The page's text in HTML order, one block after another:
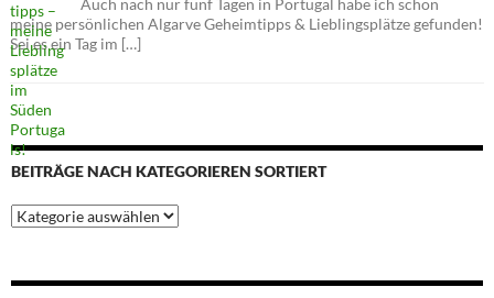
meine persönlichen Algarve Geheimtipps & Lieblingsplätze gefunden!
Sei es ein Tag im […]
BEITRÄGE NACH KATEGORIEREN SORTIERT
Beiträge
nach